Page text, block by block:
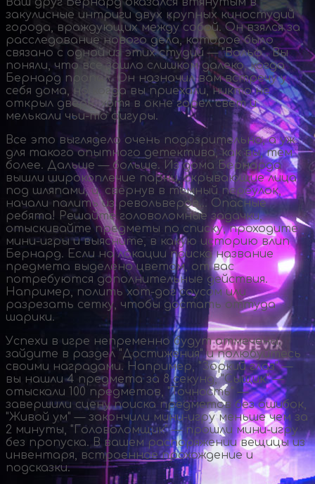
закулисные интриги двух крупных киностудий
города, враждующих между собой. Он взялся за
расследование нового дела, которое было
связано с одной из этих студий — "Вольф". Вы
поняли, что все зашло слишком далеко, когда
Бернард пропал. Он назначил вам встречу у
себя дома, но когда вы приехали, никто не
открыл дверь, хотя в окне горел свет и
мелькали чьи-тофигуры.
Все это выглядело очень подозрительно, а уж
для такого опытного детектива, как вы, тем
более. Дальше — больше. Из дома Бернарда
вышли широкоплечие парни, скрывающие лица
под шляпами, и, свернув в темный переулок,
начали палить из револьверов… Опасные
ребята! Решайте головоломные задачки,
отыскивайте предметы по списку, проходите
мини-игрыи выясните, в какую историю влип
Бернард. Если на локации поиска название
предмета выделено цветом, от вас
потребуются дополнительные действия.
Например, политьхот-догсоусом или
разрезать сетку, чтобы достать оттуда
шарики.
Успехи в игре непременно будут отмечены,
зайдите в раздел "Достижения" и полюбуйтесь
своими наградами. Например, "Зоркий глаз" —
вы нашли 4 предмета за 8 секунд, "Сыщик" —
отыскали 100 предметов, "Точность" —
завершили сцену поиска предметов без ошибок,
"Живой ум" — закончили мини-игруменьше чем за
2 минуты, "Головоломщик" — прошли мини-игру
без пропуска. В вашем распоряжении вещицы из
инвентаря, встроенное прохождение и
подсказки.